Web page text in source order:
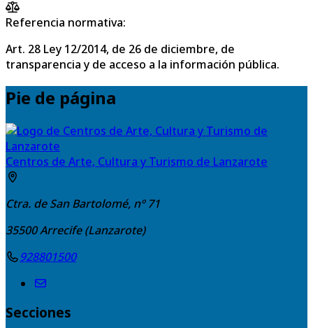
Referencia normativa:
Art. 28 Ley 12/2014, de 26 de diciembre, de
transparencia y de acceso a la información pública.
Pie de página
Centros de Arte, Cultura y Turismo de Lanzarote
Ctra. de San Bartolomé, nº 71
35500Arrecife (Lanzarote)
928801500
Secciones